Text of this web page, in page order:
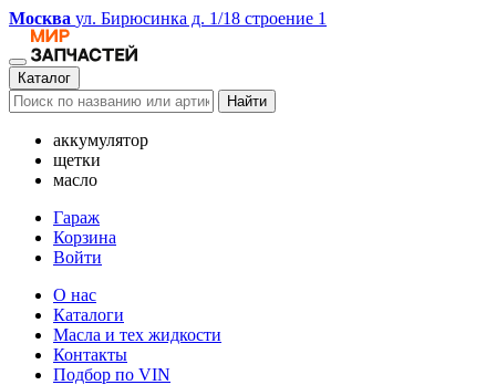
Москва ул. Бирюсинка д. 1/18 строение 1
Каталог
Найти
аккумулятор
щетки
масло
Гараж
Корзина
Войти
О нас
Каталоги
Масла и тех жидкости
Контакты
Подбор по VIN